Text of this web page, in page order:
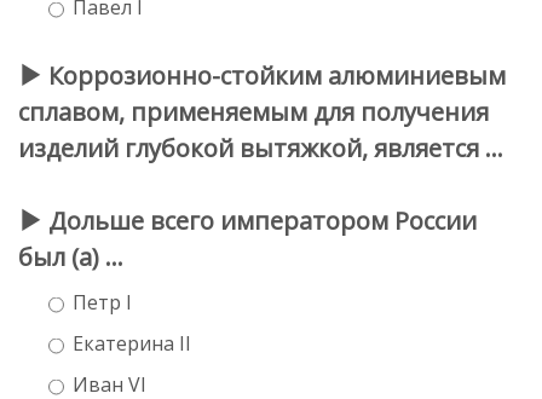
Павел I
Коррозионно-стойким алюминиевым
сплавом, применяемым для получения
изделий глубокой вытяжкой, является …
Дольше всего императором России
был (а) ...
Петр I
Екатерина II
Иван VI